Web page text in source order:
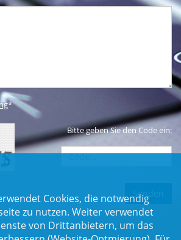
*
Bitte geben Sie den Code ein:
Cookies, die notwendig
zu nutzen. Weiter verwendet
von Drittanbietern, um das